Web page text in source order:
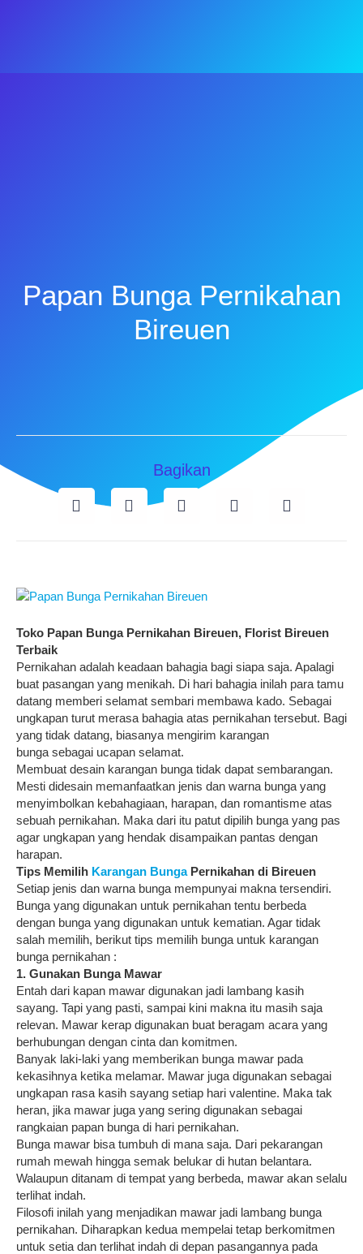
Papan Bunga Pernikahan
Bireuen
Bagikan
Toko Papan Bunga Pernikahan Bireuen, Florist Bireuen
Terbaik
Pernikahan adalah keadaan bahagia bagi siapa saja. Apalagi
buat pasangan yang menikah. Di hari bahagia inilah para tamu
datang memberi selamat sembari membawa kado. Sebagai
ungkapan turut merasa bahagia atas pernikahan tersebut. Bagi
yang tidak datang, biasanya mengirim karangan
bunga sebagai ucapan selamat.
Membuat desain karangan bunga tidak dapat sembarangan.
Mesti didesain memanfaatkan jenis dan warna bunga yang
menyimbolkan kebahagiaan, harapan, dan romantisme atas
sebuah pernikahan. Maka dari itu patut dipilih bunga yang pas
agar ungkapan yang hendak disampaikan pantas dengan
harapan.
Tips Memilih Karangan BungaPernikahan di Bireuen
Setiap jenis dan warna bunga mempunyai makna tersendiri.
Bunga yang digunakan untuk pernikahan tentu berbeda
dengan bunga yang digunakan untuk kematian. Agar tidak
salah memilih, berikut tips memilih bunga untuk karangan
bunga pernikahan :
1. Gunakan Bunga Mawar
Entah dari kapan mawar digunakan jadi lambang kasih
sayang. Tapi yang pasti, sampai kini makna itu masih saja
relevan. Mawar kerap digunakan buat beragam acara yang
berhubungan dengan cinta dan komitmen.
Banyak laki-laki yang memberikan bunga mawar pada
kekasihnya ketika melamar. Mawar juga digunakan sebagai
ungkapan rasa kasih sayang setiap hari valentine. Maka tak
heran, jika mawar juga yang sering digunakan sebagai
rangkaian papan bunga di hari pernikahan.
Bunga mawar bisa tumbuh di mana saja. Dari pekarangan
rumah mewah hingga semak belukar di hutan belantara.
Walaupun ditanam di tempat yang berbeda, mawar akan selalu
terlihat indah.
Filosofi inilah yang menjadikan mawar jadi lambang bunga
pernikahan. Diharapkan kedua mempelai tetap berkomitmen
untuk setia dan terlihat indah di depan pasangannya pada